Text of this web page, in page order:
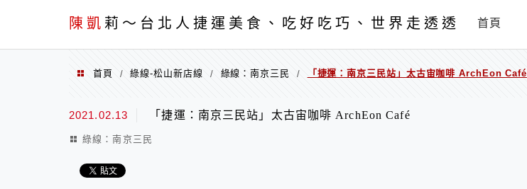
陳凱 莉～台北人捷運美食、吃好吃巧、世界走透透
menu
首頁
首頁 / 綠線-松山新店線 / 綠線：南京三民 / 「捷運：南京三民站」太古宙咖啡 ArchEon Café
2021.02.13 「捷運：南京三民站」太古宙咖啡 ArchEon Café
綠線：南京三民